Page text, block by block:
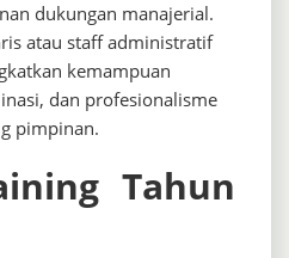
dukungan manajerial.
atau staff administratif
kemampuan
dan profesionalisme
pimpinan.
Tahun